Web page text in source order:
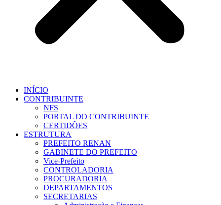
INÍCIO
CONTRIBUINTE
NFS
PORTAL DO CONTRIBUINTE
CERTIDÕES
ESTRUTURA
PREFEITO RENAN
GABINETE DO PREFEITO
Vice-Prefeito
CONTROLADORIA
PROCURADORIA
DEPARTAMENTOS
SECRETARIAS